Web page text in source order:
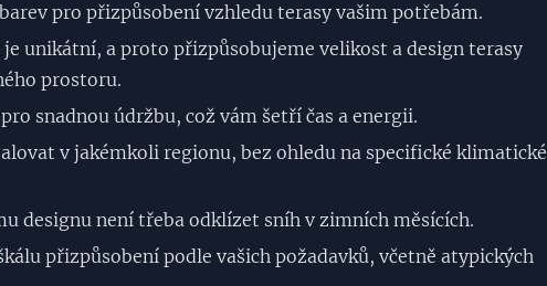
pro přizpůsobení vzhledu terasy vašim potřebám.
unikátní, a proto přizpůsobujeme velikost a design terasy
prostoru.
snadnou údržbu, což vám šetří čas a energii.
v jakémkoli regionu, bez ohledu na specifické klimatické
designu není třeba odklízet sníh v zimních měsících.
přizpůsobení podle vašich požadavků, včetně atypických